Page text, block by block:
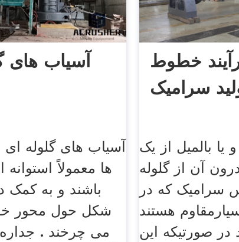
آسیاب های
آسیاب های گلوله
ها معمولاً
باشند و به کمک
می چرخند .
خطوط
سرامیک
یا بالمیل از یک
آن از گلوله
سرامیک که در
هستند
صورتیکه این